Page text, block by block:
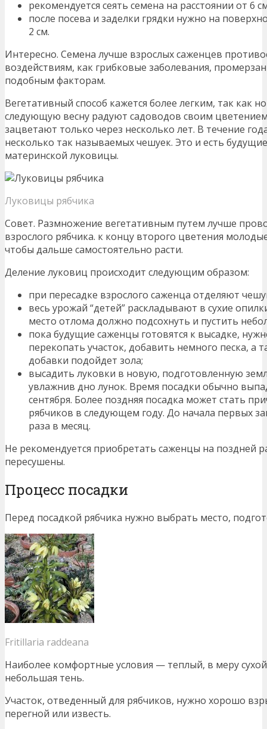
рекомендуется сеять семена на расстоянии от 6
после посева и заделки грядки нужно на
2 см.
Интересно. Семена лучше взрослых саженцев
воздействиям, как грибковые заболевания,
подобным факторам.
Вегетативный способ кажется более легким, так как
следующую весну радуют садоводов своим
зацветают только через несколько лет. В течение
несколько так называемых чешуек. Это и есть
материнской луковицы.
Луковицы рябчика
Совет. Размножение вегетативным путем лучше
взрослого рябчика. к концу второго цветения
чтобы дальше самостоятельно расти.
Деление луковиц происходит следующим образом:
при пересадке взрослого саженца отделяют
весь урожай “детей” раскладывают в сухие
место отлома должно подсохнуть и пустить
пока будущие саженцы готовятся к высадке,
перекопать участок, добавить немного песка, а
добавки подойдет зола;
высадить луковки в новую, подготовленную
увлажнив дно лунок. Время посадки обычно
сентября. Более поздняя посадка может стать
рябчиков в следующем году. До начала первых
раза в месяц.
Не рекомендуется приобретать саженцы на поздней
пересушены.
Процесс посадки
Перед посадкой рябчика нужно выбрать место,
Fritillaria raddeana
Наиболее комфортные условия — теплый, в меру
небольшая тень.
Участок, отведенный для рябчиков, нужно хорошо
перегной или известь.